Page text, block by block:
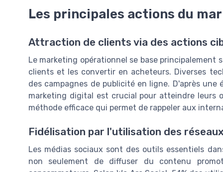
Les principales actions du
Attraction de clients via des actions
Le marketing opérationnel se base
clients et les convertir en acheteurs. Diverses
des campagnes de publicité en ligne. D'après
marketing digital est crucial pour atteindre leurs
méthode efficace qui permet de rappeler aux
Fidélisation par l'utilisation des
Les médias sociaux sont des outils essentiels
non seulement de diffuser du contenu